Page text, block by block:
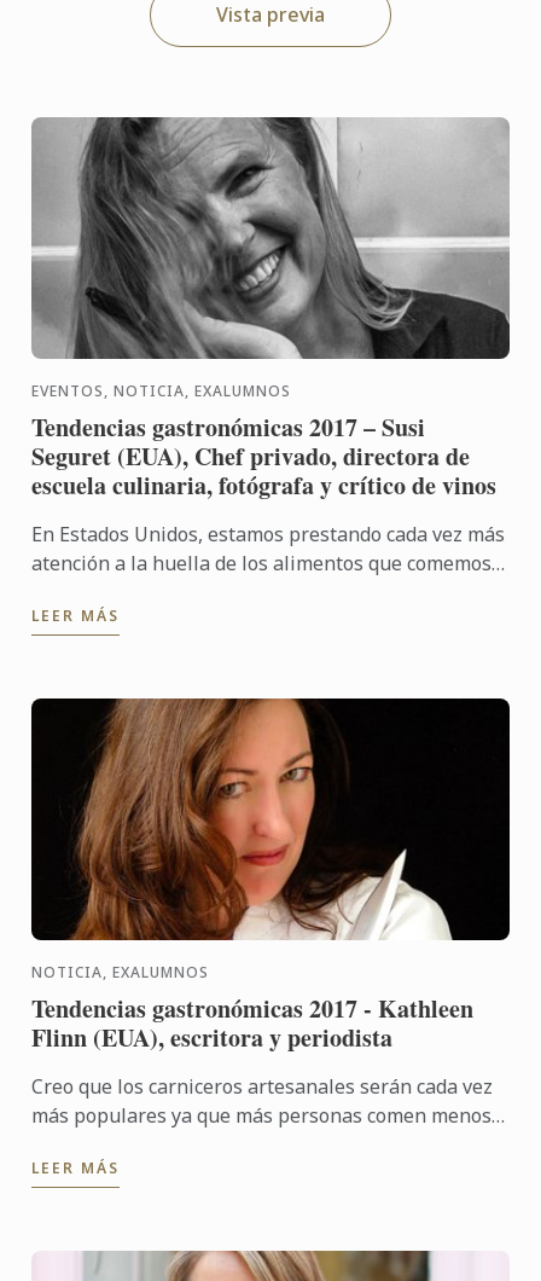
Vista previa
EVENTOS, NOTICIA, EXALUMNOS
Tendencias gastronómicas 2017 – Susi
Seguret (EUA), Chef privado, directora de
escuela culinaria, fotógrafa y crítico de vinos
En Estados Unidos, estamos prestando cada vez más
atención a la huella de los alimentos que comemos,
sazonable ...
LEER MÁS
NOTICIA, EXALUMNOS
Tendencias gastronómicas 2017 - Kathleen
Flinn (EUA), escritora y periodista
Creo que los carniceros artesanales serán cada vez
más populares ya que más personas comen menos
LEER MÁS